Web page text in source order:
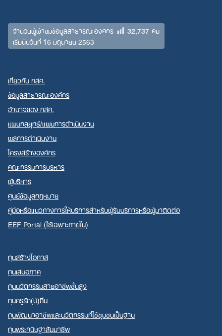
จำนวนผู้เข้าชมข้อมูลสาธารณะองค์กร 32,737คน
เริ่มนับวันที่ 16 มิถุนายน 2563
เกี่ยวกับ กสศ.
ข้อมูลสาธารณะองค์กร
อำนาจของ กสศ.
แผนกลยุทธ์/แผนการดำเนินงาน
ผลการดำเนินงาน
โครงสร้างองค์กร
คณะกรรมการบริหาร
ผู้บริหาร
ศูนย์ข้อมูลกฎหมาย
คู่มือหรือแนวทางการให้บริการสำหรับผู้รับบริการหรือผู้มาติดต่อ
EEF Portal (ใช้เฉพาะภายใน)
ทุนสร้างโอกาส
ทุนเสมอภาค
ทุนนวัตกรรมสายอาชีพชั้นสูง
ทุนครูรัก(ษ์)ถิ่น
ทุนพัฒนาอาชีพและนวัตกรรมที่ใช้ชุมชนเป็นฐาน
ทุนพระกนิษฐาสัมมาชีพ